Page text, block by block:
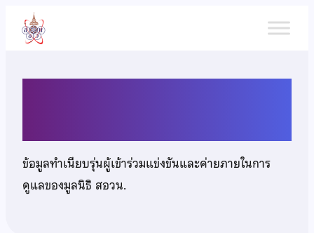
เนื้อหา
ข้อมูลทำเนียบรุ่นผู้เข้าร่วมแข่งขันและค่ายภายในการ
ดูแลของมูลนิธิ สอวน.